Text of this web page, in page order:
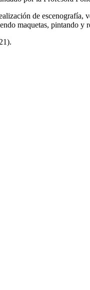
de escenografía,
maquetas, pintando y